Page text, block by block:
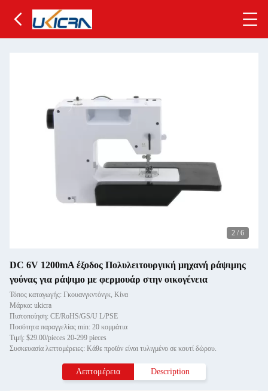
2 / 6
DC 6V 1200mA έξοδος Πολυλειτουργική μηχανή ράψιμης
γούνας για ράψιμο με φερμουάρ στην οικογένεια
Τόπος καταγωγής: Γκουανγκντόνγκ, Κίνα
Μάρκα: ukicra
Πιστοποίηση: CE/RoHS/GS/U L/PSE
Ποσότητα παραγγελίας min: 20 κομμάτια
Τιμή: $29.00/pieces 20-299 pieces
Συσκευασία λεπτομέρειες: Κάθε προϊόν είναι τυλιγμένο σε κουτί δώρου.
Λεπτομέρεια Description